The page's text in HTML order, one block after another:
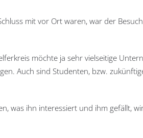
mit vor Ort waren, war der
möchte ja sehr vielseitige
Auch sind Studenten, bzw.
was ihn interessiert und ihm gefällt,